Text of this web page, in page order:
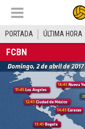
PORTADA ÚLTIMA HORA
FCBN